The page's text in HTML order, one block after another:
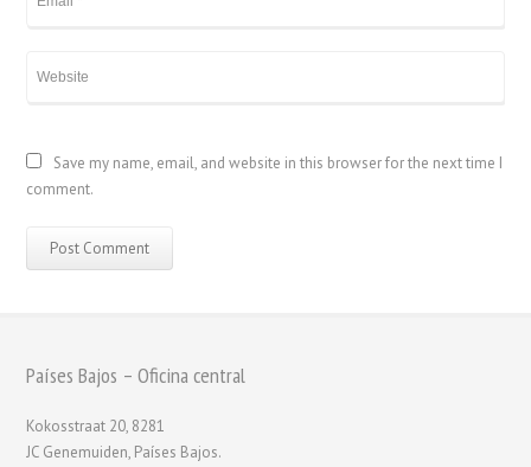
Save my name, email, and website in this browser for the next time I
comment.
Países Bajos – Oficina central
Kokosstraat 20, 8281
JC Genemuiden, Países Bajos.